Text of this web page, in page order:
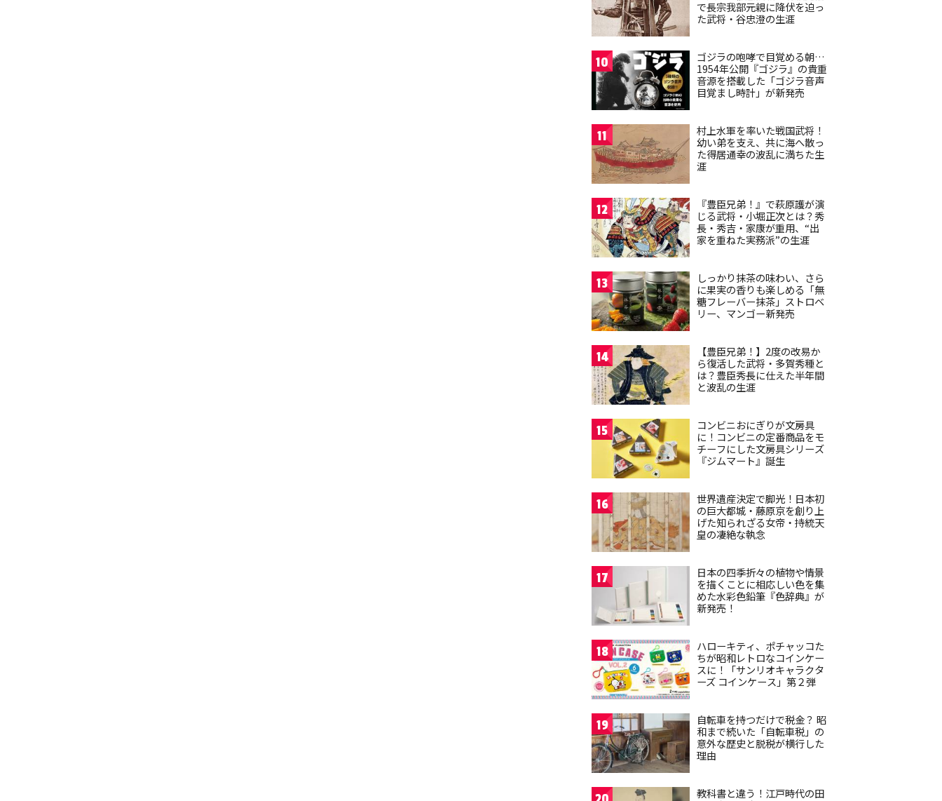
で長宗我部元親に降伏を迫っ
た武将・谷忠澄の生涯
10
ゴジラの咆哮で目覚める朝…
1954年公開『ゴジラ』の貴重
音源を搭載した「ゴジラ音声
目覚まし時計」が新発売
11
村上水軍を率いた戦国武将！
幼い弟を支え、共に海へ散っ
た得居通幸の波乱に満ちた生
涯
12
『豊臣兄弟！』で萩原護が演
じる武将・小堀正次とは？秀
長・秀吉・家康が重用、“出
家を重ねた実務派”の生涯
13
しっかり抹茶の味わい、さら
に果実の香りも楽しめる「無
糖フレーバー抹茶」ストロベ
リー、マンゴー新発売
14
【豊臣兄弟！】2度の改易か
ら復活した武将・多賀秀種と
は？豊臣秀長に仕えた半年間
と波乱の生涯
15
コンビニおにぎりが文房具
に！コンビニの定番商品をモ
チーフにした文房具シリーズ
『ジムマート』誕生
16
世界遺産決定で脚光！日本初
の巨大都城・藤原京を創り上
げた知られざる女帝・持統天
皇の凄絶な執念
17
日本の四季折々の植物や情景
を描くことに相応しい色を集
めた水彩色鉛筆『色辞典』が
新発売！
18
ハローキティ、ポチャッコた
ちが昭和レトロなコインケー
スに！「サンリオキャラクタ
ーズ コインケース」第２弾
19
自転車を持つだけで税金？ 昭
和まで続いた「自転車税」の
意外な歴史と脱税が横行した
理由
教科書と違う！江戸時代の田